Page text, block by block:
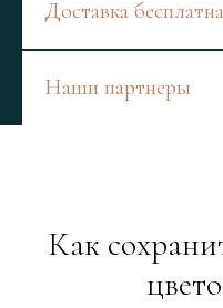
Доставка
Наши партнеры
Как